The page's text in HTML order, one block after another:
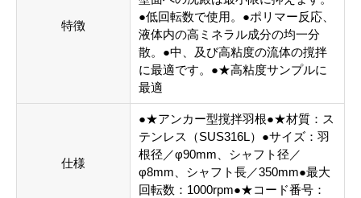
特徴
●低回転数で使用。●ポリマー反応、
液体内の高ミネラル成分の均一分
散。●中、及び高粘度の流体の撹拌
に最適です。●★高粘度サンプルに
最適
仕様
●★アンカー型撹拌羽根●★材質：ス
テンレス（SUS316L）●サイズ：羽
根径／φ90mm、シャフト径／
φ8mm、シャフト長／350mm●最大
回転数：1000rpm●★コード番号：